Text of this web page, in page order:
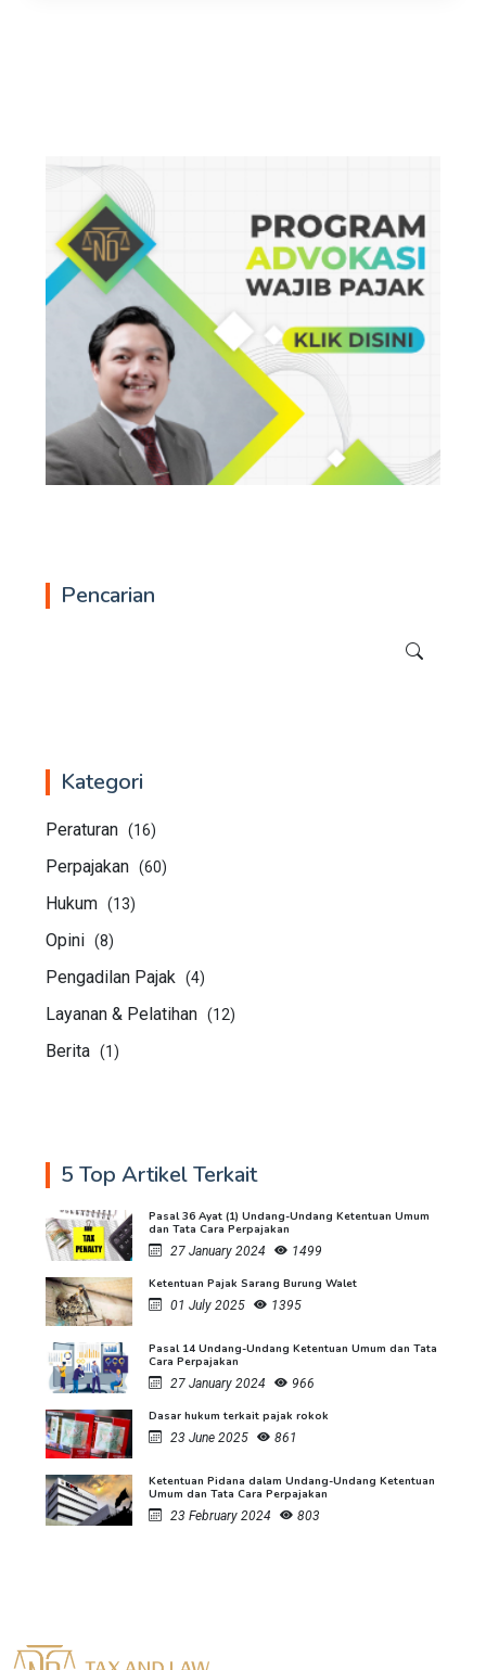
Pencarian
Kategori
Peraturan (16)
Perpajakan (60)
Hukum (13)
Opini (8)
Pengadilan Pajak (4)
Layanan & Pelatihan (12)
Berita (1)
5 Top Artikel Terkait
Pasal 36 Ayat (1) Undang-Undang Ketentuan Umum
dan Tata Cara Perpajakan
27 January 2024
1499
Ketentuan Pajak Sarang Burung Walet
01 July 2025
1395
Pasal 14 Undang-Undang Ketentuan Umum dan Tata
Cara Perpajakan
27 January 2024
966
Dasar hukum terkait pajak rokok
23 June 2025
861
Ketentuan Pidana dalam Undang-Undang Ketentuan
Umum dan Tata Cara Perpajakan
23 February 2024
803